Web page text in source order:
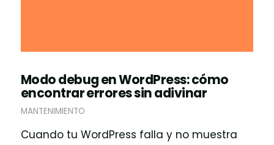
Modo debug en WordPress: cómo
encontrar errores sin adivinar
MANTENIMIENTO
Cuando tu WordPress falla y no muestra